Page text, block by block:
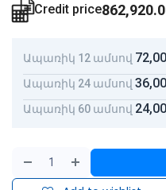
Credit price
Ապառիկ 12 ամսով
Ապառիկ 24 ամսով
Ապառիկ 60 ամսով